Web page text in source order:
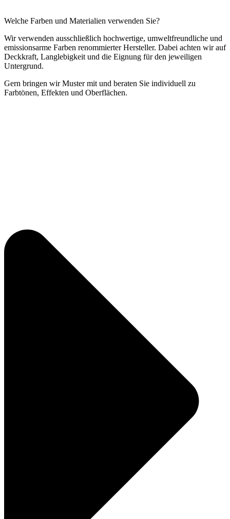
Welche Farben und Materialien verwenden Sie?
Wir verwenden ausschließlich hochwertige, umweltfreundliche und
emissionsarme Farben renommierter Hersteller. Dabei achten wir auf
Deckkraft, Langlebigkeit und die Eignung für den jeweiligen
Untergrund.
Gern bringen wir Muster mit und beraten Sie individuell zu
Farbtönen, Effekten und Oberflächen.